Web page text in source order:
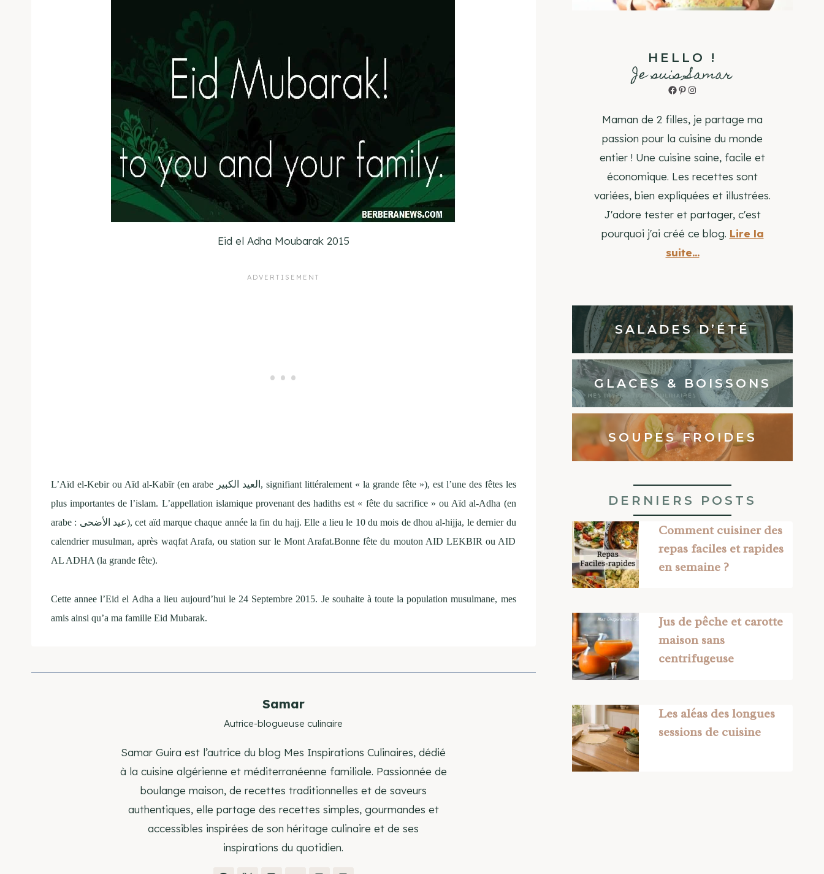
Eid el Adha Moubarak 2015
L’Aïd el-Kebir ou Aīd al-Kabīr (en arabe العيد الكبير, signifiant littéralement « la grande fête »), est l’une des fêtes les
plus importantes de l’islam. L’appellation islamique provenant des hadiths est « fête du sacrifice » ou Aïd al-Adha (en
arabe : عيد الأضحى), cet aïd marque chaque année la fin du hajj. Elle a lieu le 10 du mois de dhou al-hijja, le dernier du
calendrier musulman, après waqfat Arafa, ou station sur le Mont Arafat.Bonne fête du mouton AID LEKBIR ou AID
AL ADHA (la grande fête).
Cette annee l’Eid el Adha a lieu aujourd’hui le 24 Septembre 2015. Je souhaite à toute la population musulmane, mes
amis ainsi qu’a ma famille Eid Mubarak.
Samar
Autrice-blogueuse culinaire
Samar Guira est l’autrice du blog Mes Inspirations Culinaires, dédié
à la cuisine algérienne et méditerranéenne familiale. Passionnée de
boulange maison, de recettes traditionnelles et de saveurs
authentiques, elle partage des recettes simples, gourmandes et
accessibles inspirées de son héritage culinaire et de ses
inspirations du quotidien.
HELLO !
Je suis Samar
Facebook
Pinterest
Instagram
Maman de 2 filles, je partage ma
passion pour la cuisine du monde
entier ! Une cuisine saine, facile et
économique. Les recettes sont
variées, bien expliquées et illustrées.
J'adore tester et partager, c'est
pourquoi j'ai créé ce blog. Lire la
suite...
SALADES D’ÉTÉ
GLACES & BOISSONS
SOUPES FROIDES
DERNIERS POSTS
Comment cuisiner des
repas faciles et rapides
en semaine ?
Jus de pêche et carotte
maison sans
centrifugeuse
Les aléas des longues
sessions de cuisine